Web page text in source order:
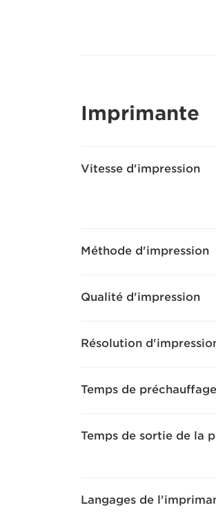
Imprimante
Vitesse d'impression
Méthode d'impression
Qualité d'impression
Résolution
Temps de préchauffage
Temps de sortie de la
Langages de